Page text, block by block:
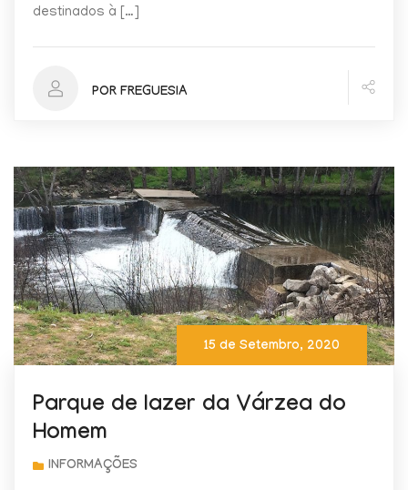
destinados à […]
POR FREGUESIA
15 de Setembro, 2020
Parque de lazer da Várzea do
Homem